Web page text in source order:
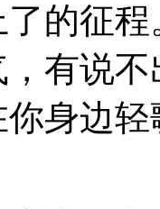
的征
有说
身边